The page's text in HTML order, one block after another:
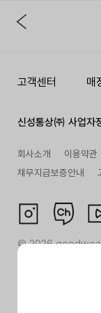
고객센터 매
신성통상㈜ 사업자
회사소개 이용약관
채무지급보증안내
©2026